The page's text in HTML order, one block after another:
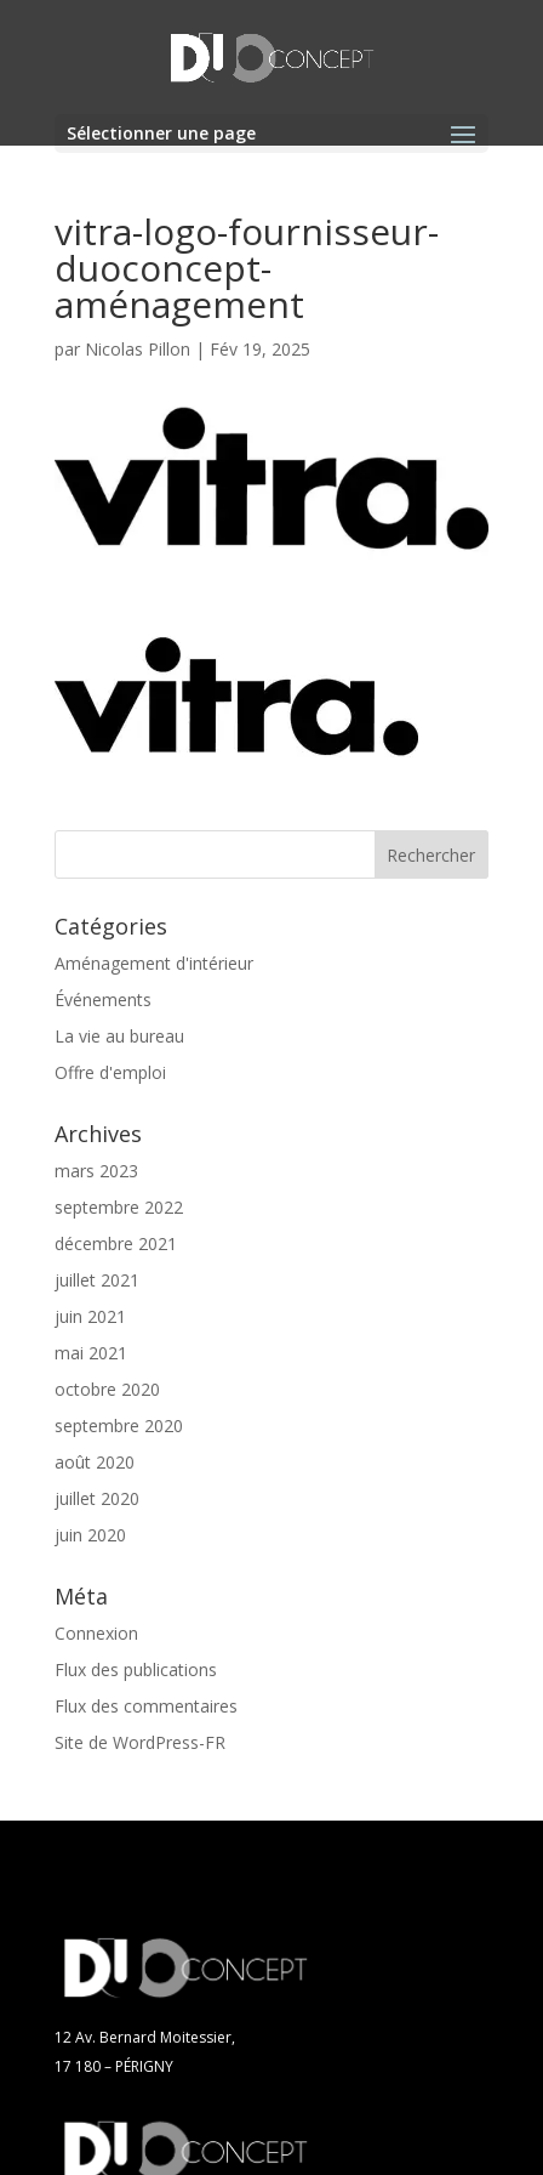
Sélectionner une page
vitra-logo-fournisseur-
duoconcept-
aménagement
par Nicolas Pillon | Fév 19, 2025
Catégories
Aménagement d'intérieur
Événements
La vie au bureau
Offre d'emploi
Archives
mars 2023
septembre 2022
décembre 2021
juillet 2021
juin 2021
mai 2021
octobre 2020
septembre 2020
août 2020
juillet 2020
juin 2020
Méta
Connexion
Flux des publications
Flux des commentaires
Site de WordPress-FR
12 Av. Bernard Moitessier,
17 180 – PÉRIGNY